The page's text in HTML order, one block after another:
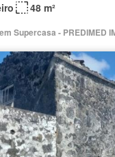
48 m²
Supercasa - PREDIMED